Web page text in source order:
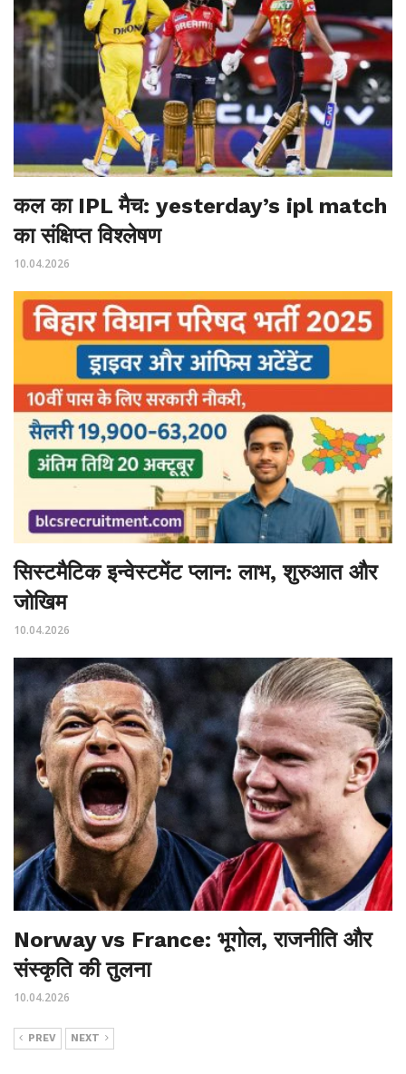
कल का IPL मैच: yesterday’s ipl match
का संक्षिप्त विश्लेषण
10.04.2026
सिस्टमैटिक इन्वेस्टमेंट प्लान: लाभ, शुरुआत और
जोखिम
10.04.2026
Norway vs France: भूगोल, राजनीति और
संस्कृति की तुलना
10.04.2026
PREV NEXT